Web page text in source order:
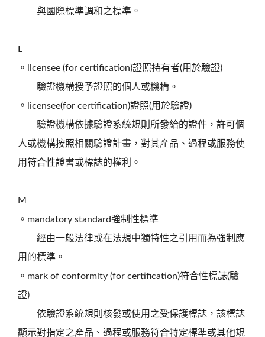
與國際標準調和之標準。
L
。licensee (for certification)證照持有者(用於驗證)
驗證機構授予證照的個人或機構。
。licensee(for certification)證照(用於驗證)
驗證機構依據驗證系統規則所發給的證件，許可個
人或機構按照相關驗證計畫，對其產品、過程或服務使
用符合性證書或標誌的權利。
M
。mandatory standard強制性標準
經由一般法律或在法規中獨特性之引用而為強制應
用的標準。
。mark of conformity (for certification)符合性標誌(驗
證)
依驗證系統規則核發或使用之受保護標誌，該標誌
顯示對指定之產品、過程或服務符合特定標準或其他規